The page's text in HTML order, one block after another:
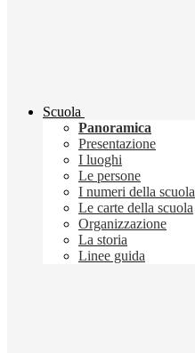
Scuola
Panoramica
Presentazione
I luoghi
Le persone
I numeri della scuola
Le carte della scuola
Organizzazione
La storia
Linee guida